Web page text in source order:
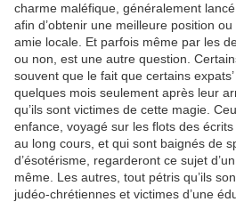
charme maléfique, généralement
afin d’obtenir une meilleure position
amie locale. Et parfois même par les
ou non, est une autre question.
souvent que le fait que certains
quelques mois seulement après leur
qu’ils sont victimes de cette magie.
enfance, voyagé sur les flots des
au long cours, et qui sont baignés de
d’ésotérisme, regarderont ce sujet
même. Les autres, tout pétris qu’ils
judéo-chrétiennes et victimes d’une